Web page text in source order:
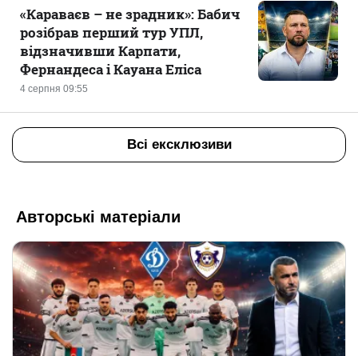
4 серпня 09:55
«Караваєв – не зрадник»: Бабич
розібрав перший тур УПЛ,
відзначивши Карпати,
Фернандеса і Кауана Еліса
Всі ексклюзиви
Авторські матеріали